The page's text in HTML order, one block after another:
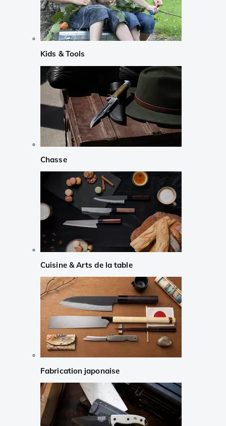
Kids & Tools
Chasse
Cuisine & Arts de la table
Fabrication japonaise